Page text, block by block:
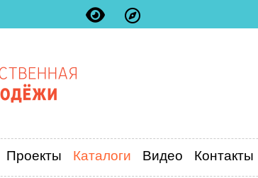
Проекты Каталоги Видео Контакты